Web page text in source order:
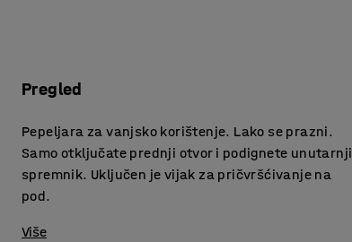
Pregled
Pepeljara za vanjsko korištenje. Lako se prazni.
Samo otključate prednji otvor i podignete unutarnji
spremnik. Uključen je vijak za pričvršćivanje na
pod.
Više